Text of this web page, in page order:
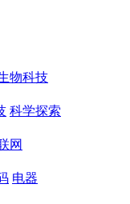
物科技
科学探索
网
电器